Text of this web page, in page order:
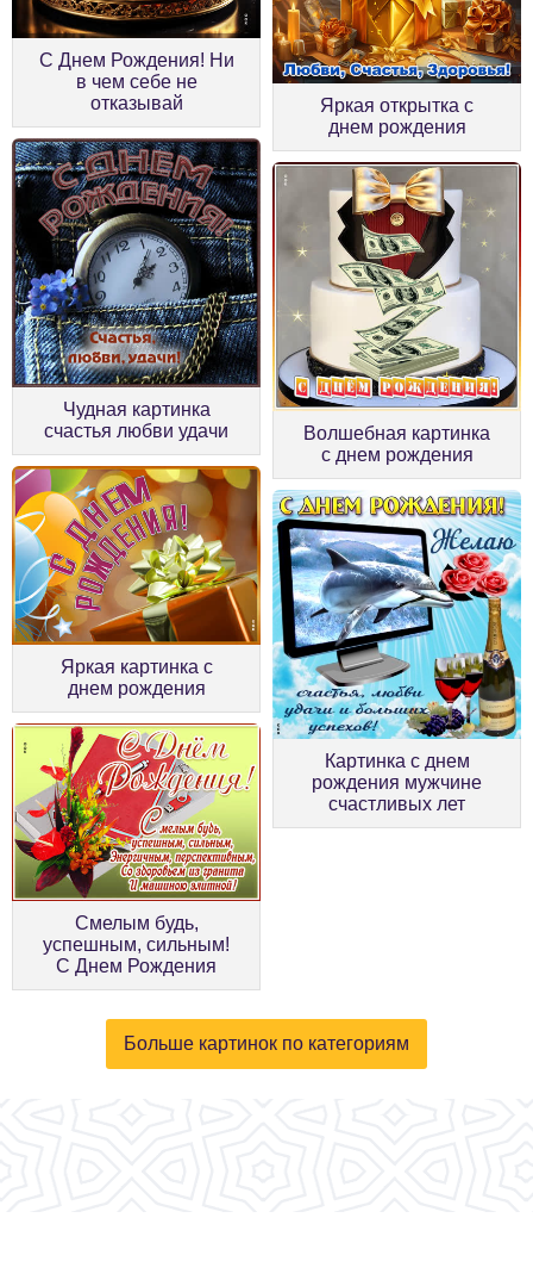
С Днем Рождения! Ни
в чем себе не
отказывай
Чудная картинка
счастья любви удачи
Яркая открытка с
днем рождения
Яркая картинка с
днем рождения
Волшебная картинка
с днем рождения
Смелым будь,
успешным, сильным!
С Днем Рождения
Картинка с днем
рождения мужчине
счастливых лет
Больше картинок по категориям